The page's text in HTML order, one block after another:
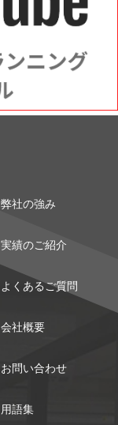
弊社の強み
実績のご紹介
よくあるご質問
会社概要
お問い合わせ
用語集